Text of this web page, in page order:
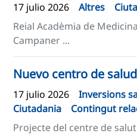
17 julio 2026 Altres
Reial Acadèmia de
Campaner ...
Nuevo centro de
17 julio 2026
Inversions
Ciutadania
Contingut
Projecte del centre de